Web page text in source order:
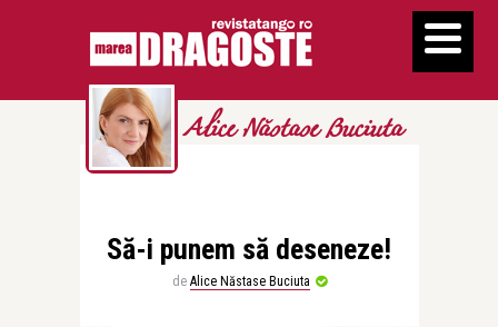
Alice Năstase Buciuta
Să-i punem să deseneze!
de Alice Năstase Buciuta